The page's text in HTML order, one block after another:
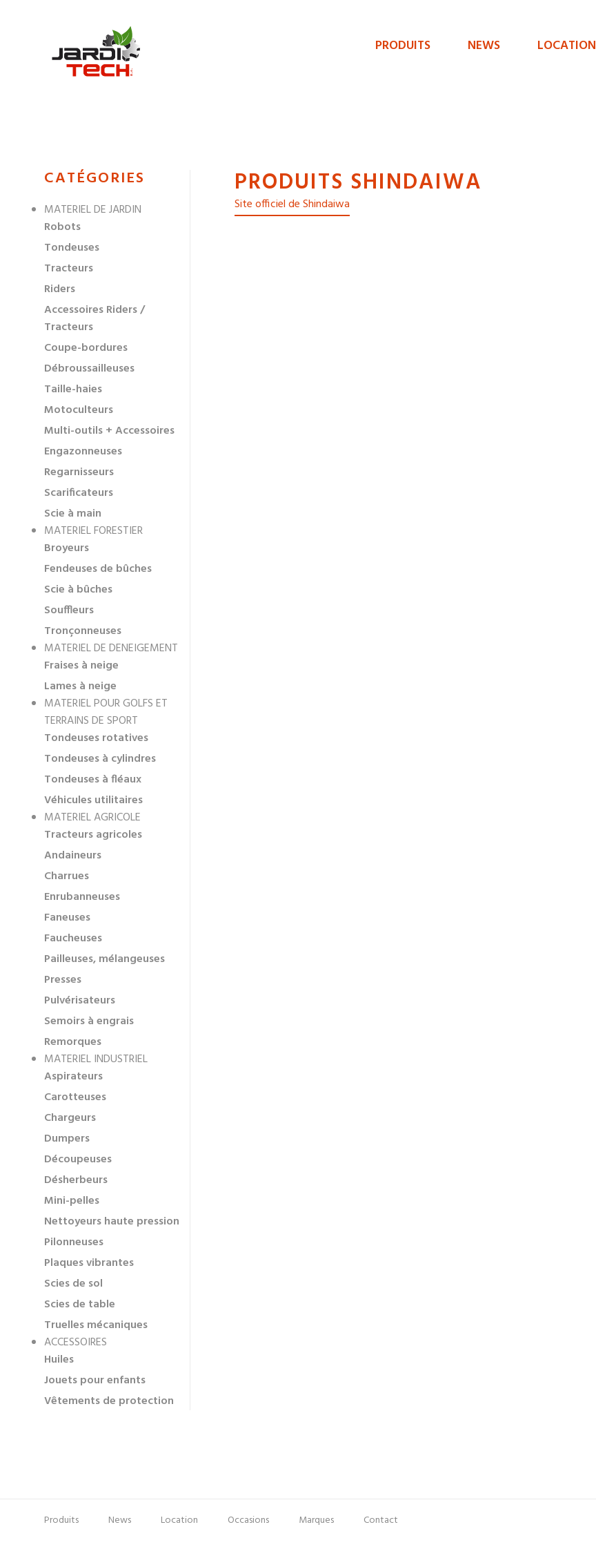
Jarditech
Menu
PRODUITS NEWS LOCATION
MENU
NAVIGATION
DES
CATÉGORIES
MATERIEL DE JARDIN
Robots
Tondeuses
Tracteurs
Riders
Accessoires Riders /
Tracteurs
Coupe-bordures
Débroussailleuses
Taille-haies
Motoculteurs
Multi-outils + Accessoires
Engazonneuses
Regarnisseurs
Scarificateurs
Scie à main
MATERIEL FORESTIER
Broyeurs
Fendeuses de bûches
Scie à bûches
Souffleurs
Tronçonneuses
MATERIEL DE DENEIGEMENT
Fraises à neige
Lames à neige
MATERIEL POUR GOLFS ET
TERRAINS DE SPORT
Tondeuses rotatives
Tondeuses à cylindres
Tondeuses à fléaux
Véhicules utilitaires
MATERIEL AGRICOLE
Tracteurs agricoles
Andaineurs
Charrues
Enrubanneuses
Faneuses
Faucheuses
Pailleuses, mélangeuses
Presses
Pulvérisateurs
Semoirs à engrais
Remorques
MATERIEL INDUSTRIEL
Aspirateurs
Carotteuses
Chargeurs
Dumpers
Découpeuses
Désherbeurs
Mini-pelles
Nettoyeurs haute pression
Pilonneuses
Plaques vibrantes
Scies de sol
Scies de table
Truelles mécaniques
ACCESSOIRES
Huiles
Jouets pour enfants
Vêtements de protection
PRODUITS SHINDAIWA
Site officiel de Shindaiwa
Pied
Menu
Produits News Location Occasions Marques
Contact